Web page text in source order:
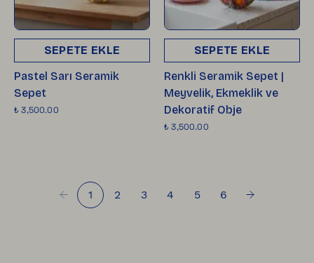
SEPETE EKLE
Pastel Sarı Seramik
Sepet
₺ 3,500.00
SEPETE EKLE
Renkli Seramik Sepet |
Meyvelik, Ekmeklik ve
Dekoratif Obje
₺ 3,500.00
1 2 3 4 5 6